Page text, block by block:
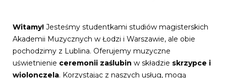
Witamy! Jesteśmy studentkami studiów magisterskich
Akademii Muzycznych w Łodzi i Warszawie, ale obie
pochodzimy z Lublina. Oferujemy muzyczne
uświetnienie ceremonii zaślubin w składzie skrzypce i
wiolonczela. Korzystając z naszych usług, mogą